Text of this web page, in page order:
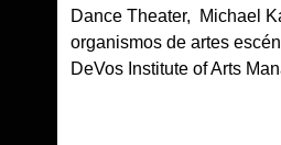
Dance Theater, Michael
organismos de artes
DeVos Institute of Arts